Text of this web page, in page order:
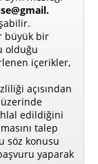
büyük bir
olduğu
içerikler,
açısından
edildiğini
talep
söz konusu
yaparak